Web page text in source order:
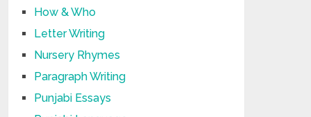
How & Who
Letter Writing
Nursery Rhymes
Paragraph Writing
Punjabi Essays